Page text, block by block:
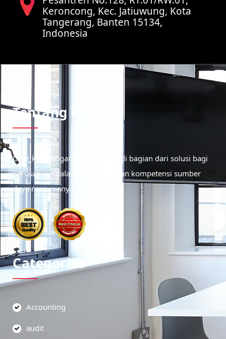
Keroncong, Kec. Jatiuwung, Kota
Tangerang, Banten 15134,
Indonesia
Tentang Kami
Didirikan dengan tujuan menjadi bagian dari solusi bagi
perusahaan dalam meningkatkan kompetensi sumber
daya manusianya.
Categories
Accounting
audit